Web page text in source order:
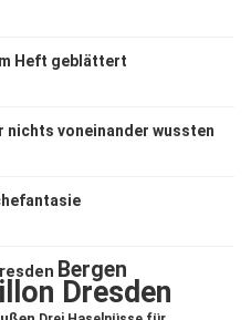
Heft geblättert
nichts voneinander wussten
Bergen
Dresden